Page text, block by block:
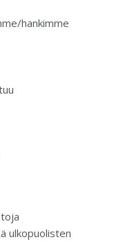
hankimme
ulkopuolisten